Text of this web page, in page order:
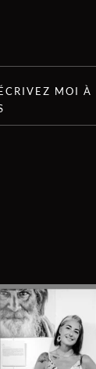
MOI À